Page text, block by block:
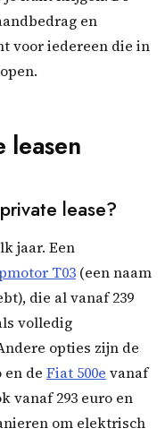
en
voor iedereen die in
leasen
lease?
jaar. Een
T03 (een naam
die al vanaf 239
volledig
opties zijn de
en de Fiat 500e vanaf
vanaf 293 euro en
om elektrisch